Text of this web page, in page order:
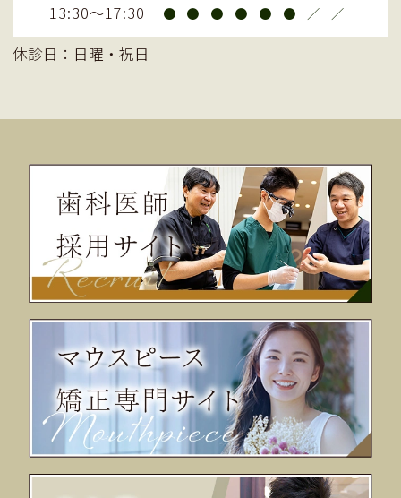
13:30～17:30 ● ● ● ● ● ● ／ ／
休診日：日曜・祝日